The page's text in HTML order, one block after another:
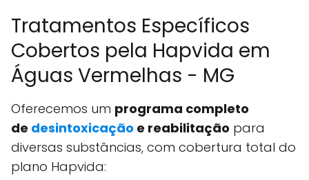
Tratamentos Específicos
Cobertos pela Hapvida em
Águas Vermelhas - MG
Oferecemos um programa completo
de desintoxicação e reabilitação para
diversas substâncias, com cobertura total do
plano Hapvida: